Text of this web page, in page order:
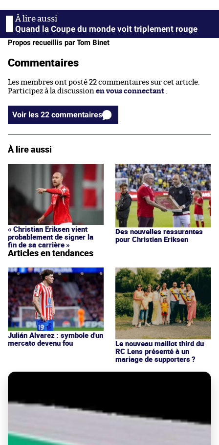
Quand la Coupe du monde voit triplement rouge
Propos recueillis par Tom Binet
Commentaires
Les membres ont posté 22 commentaires sur cet article.
Participez à la discussion en vous connectant .
Voir les 22 commentaires
À lire aussi
« Christian Eriksen vient
probablement de signer la
fin de sa carrière »
Des nouvelles rassurantes
pour Christian Eriksen
Articles en tendances
Julián Alvarez : symbole d'un
mercato devenu fou
Le nouveau maillot third du
RC Lens présenté à un
mariage de supporters ?